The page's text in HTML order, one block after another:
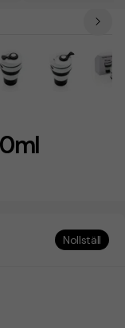
Nollställ